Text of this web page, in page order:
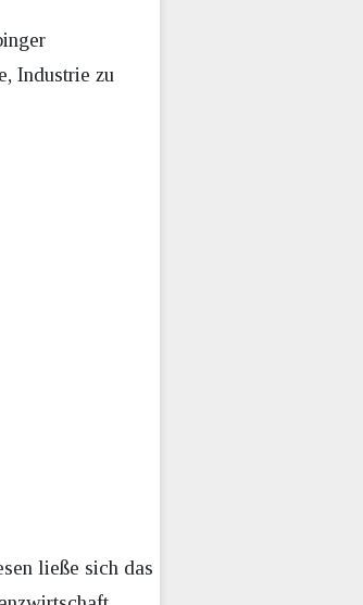
Industrie zu
ließe sich das